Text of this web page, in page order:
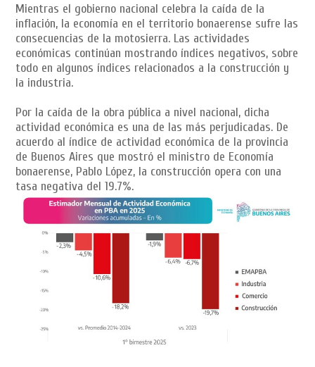
Mientras el gobierno nacional celebra la caída de la
inflación, la economía en el territorio bonaerense sufre las
consecuencias de la motosierra. Las actividades
económicas continúan mostrando índices negativos, sobre
todo en algunos índices relacionados a la construcción y
la industria.
Por la caída de la obra pública a nivel nacional, dicha
actividad económica es una de las más perjudicadas. De
acuerdo al índice de actividad económica de la provincia
de Buenos Aires que mostró el ministro de Economía
bonaerense, Pablo López, la construcción opera con una
tasa negativa del 19.7%.